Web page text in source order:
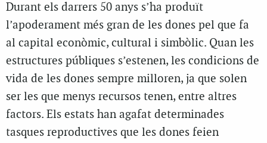
Durant els darrers 50 anys s’ha produït
l’apoderament més gran de les dones pel que fa
al capital econòmic, cultural i simbòlic. Quan les
estructures públiques s’estenen, les condicions de
vida de les dones sempre milloren, ja que solen
ser les que menys recursos tenen, entre altres
factors. Els estats han agafat determinades
tasques reproductives que les dones feien